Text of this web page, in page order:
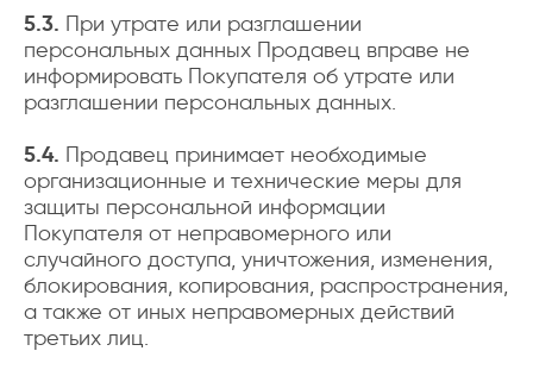
5.3. При утрате или разглашении
персональных данных Продавец вправе не
информировать Покупателя об утрате или
разглашении персональных данных.
5.4. Продавец принимает необходимые
организационные и технические меры для
защиты персональной информации
Покупателя от неправомерного или
случайного доступа, уничтожения, изменения,
блокирования, копирования, распространения,
а также от иных неправомерных действий
третьих лиц.